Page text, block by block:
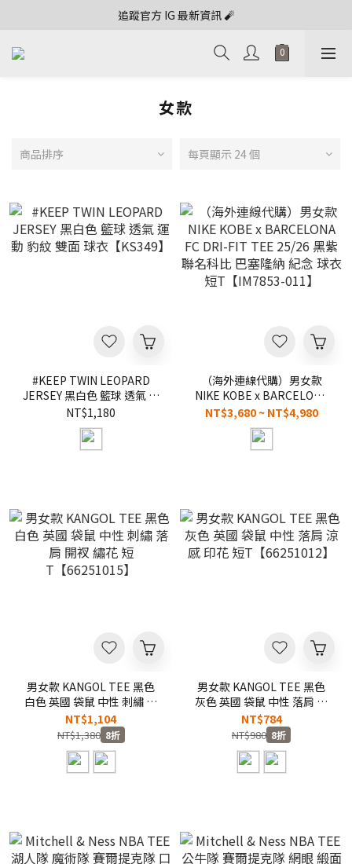
追蹤官方 IG 最新資訊 🧨
女款
商品排序 每頁顯示 24 個
#KEEP TWIN LEOPARD
JERSEY 黑白色 籃球 透氣 運
動 豹紋 雙面 球衣【KS349】
NT$1,180
（海外連線代購）男女款
NIKE KOBE x BARCELONA
FC DRI-FIT TEE 25/26 黑紫
聯名科比 巴塞隆納 紀念 球衣
短T【IM7853-011】
NT$3,680 ~ NT$4,980
男女款 KANGOL TEE 黑色
白色 英國 袋鼠 中性 刺繡 落
肩 開衩 繡花 短
T【66251015】
NT$1,104
NT$1,380 8折
男女款 KANGOL TEE 黑色
灰色 英國 袋鼠 中性 落肩 涼
感 印花 短T【66251012】
NT$784
NT$980 8折